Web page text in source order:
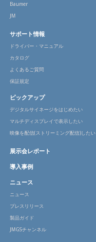
Baumer
JM
サポート情報
ドライバー・マニュアル
カタログ
よくあるご質問
保証規定
ピックアップ
デジタルサイネージをはじめたい
マルチディスプレイで表示したい
映像を配信(ストリーミング配信)したい
展示会レポート
導入事例
ニュース
ニュース
プレスリリース
製品ガイド
JMGSチャンネル